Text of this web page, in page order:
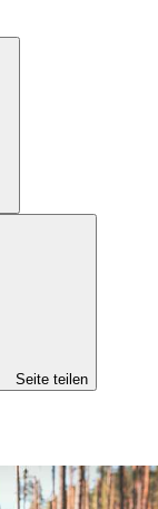
Seite teilen